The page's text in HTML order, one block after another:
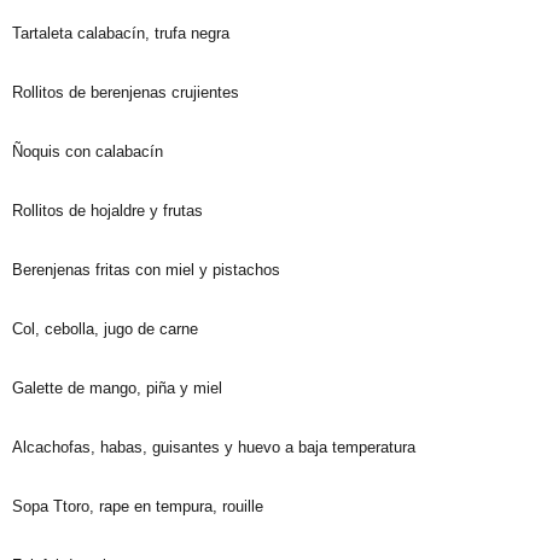
Tartaleta calabacín, trufa negra
Rollitos de berenjenas crujientes
Ñoquis con calabacín
Rollitos de hojaldre y frutas
Berenjenas fritas con miel y pistachos
Col, cebolla, jugo de carne
Galette de mango, piña y miel
Alcachofas, habas, guisantes y huevo a baja temperatura
Sopa Ttoro, rape en tempura, rouille